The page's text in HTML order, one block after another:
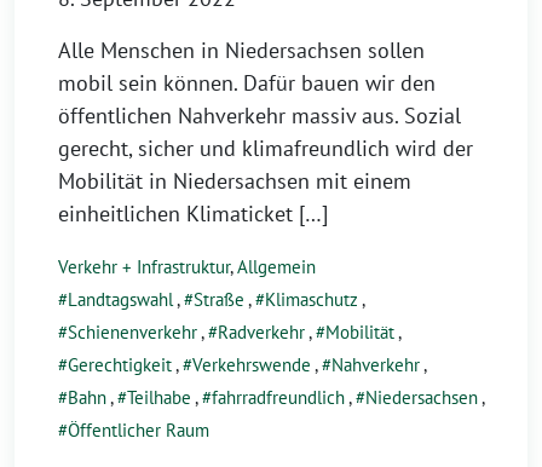
Alle Menschen in Niedersachsen sollen
mobil sein können. Dafür bauen wir den
öffentlichen Nahverkehr massiv aus. Sozial
gerecht, sicher und klimafreundlich wird der
Mobilität in Niedersachsen mit einem
einheitlichen Klimaticket […]
Verkehr + Infrastruktur,Allgemein
Landtagswahl , Straße , Klimaschutz ,
Schienenverkehr, Radverkehr, Mobilität,
Gerechtigkeit, Verkehrswende , Nahverkehr,
Bahn, Teilhabe , fahrradfreundlich, Niedersachsen,
Öffentlicher Raum